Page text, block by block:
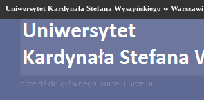
Uniwersytet Kardynała Stefana Wyszyńskiego w Warszawi
przejdź do głównego portalu uczelni